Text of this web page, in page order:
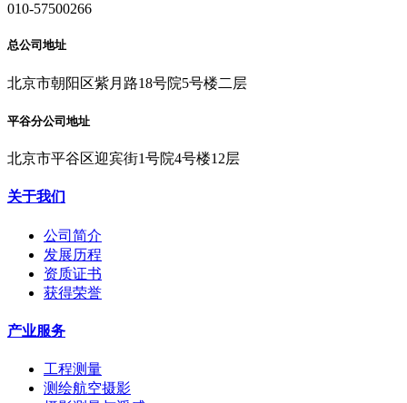
010-57500266
总公司地址
北京市朝阳区紫月路18号院5号楼二层
平谷分公司地址
北京市平谷区迎宾街1号院4号楼12层
关于我们
公司简介
发展历程
资质证书
获得荣誉
产业服务
工程测量
测绘航空摄影